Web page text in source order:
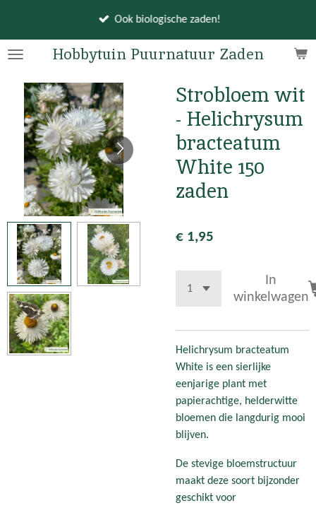
naar
hoofdinhoud
Hobbytuin Puurnatuur Zaden
Ook biologische zaden!
Strobloem wit
- Helichrysum
bracteatum
White 150
zaden
€ 1,95
In
winkelwagen
Helichrysum bracteatum
White is een sierlijke
eenjarige plant met
papierachtige, helderwitte
bloemen die langdurig mooi
blijven.
De stevige bloemstructuur
maakt deze soort bijzonder
geschikt voor